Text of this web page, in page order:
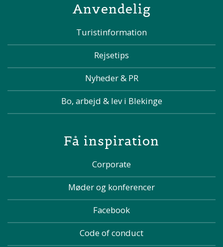
Anvendelig
Turistinformation
Rejsetips
Nyheder & PR
Bo, arbejd & lev i Blekinge
Få inspiration
Corporate
Møder og konferencer
Facebook
Code of conduct